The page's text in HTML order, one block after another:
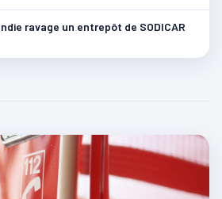
ravage un entrepôt de SODICAR